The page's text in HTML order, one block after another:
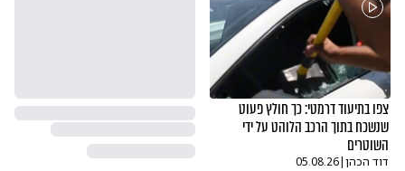
צפו בתיעוד דרמטי: כך חולץ פעוט
שנשכח בתוך הרכב הלוהט על ידי
השוטרים
דוד הכהן|
05.08.26